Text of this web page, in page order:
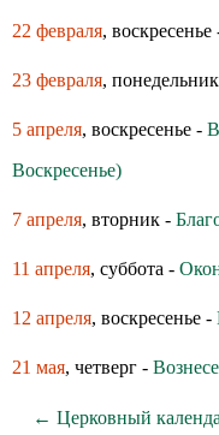
22 февраля, воскресенье
23 февраля,
5 апреля, воскресенье -
Воскресенье)
7 апреля, вторник -
11 апреля, суббота -
12 апреля, воскресенье -
21 мая, четверг -
← Церковный